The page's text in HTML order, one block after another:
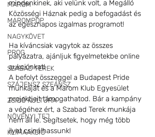
MAROM
MAROMPOP
NAGYKÖVET
PROG
SZABAD TEREK
SZÁJENSZ SZEÁNSZ
ZSIDÓ KULTÚRA
NÖVÉNYI TEJ
KLÍMAAKCIÓ
mindenkinek, aki velünk volt, a Megálló
Közösségi Háznak pedig a befogadást és
az egésznapos izgalmas programot!
Ha kíváncsiak vagytok az összes
pályázatra, ajánljuk figyelmetekbe online
aukciónkat!
A befolyt összeggel a Budapest Pride
munkáját és a Marom Klub Egyesület
projektjeit támogathatod. Bár a kampány
a végéhez ért, a Szabad Terek munkája
nem áll le. Segítsetek, hogy még több
ilyet csinálhassunk!